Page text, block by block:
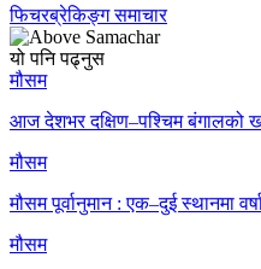
फिचरब्रेकिङ्ग समाचार
यो पनि पढ्नुस
मौसम
आज देशभर दक्षिण–पश्चिम बंगालको
मौसम
मौसम पूर्वानुमान : एक–दुई स्थानमा
मौसम